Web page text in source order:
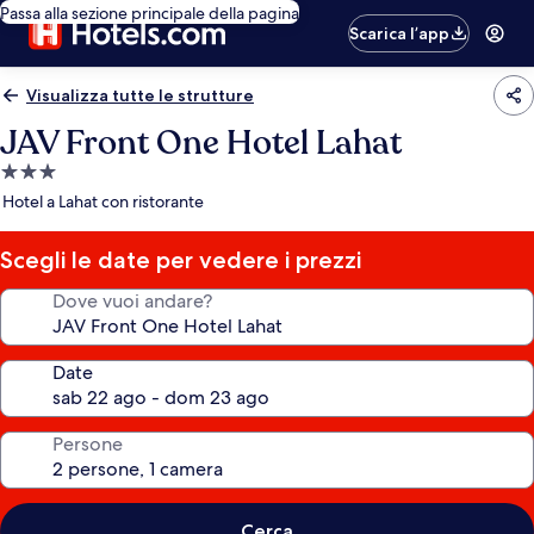
Passa alla sezione principale della pagina
Scarica l’app
Visualizza tutte le strutture
JAV Front One Hotel Lahat
Struttura
a
stelle
Hotel a Lahat con ristorante
Scegli le date per vedere i prezzi
Dove vuoi andare?
Date
Persone